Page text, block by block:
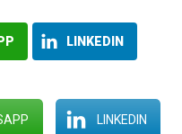
LINKEDIN
LINKEDIN